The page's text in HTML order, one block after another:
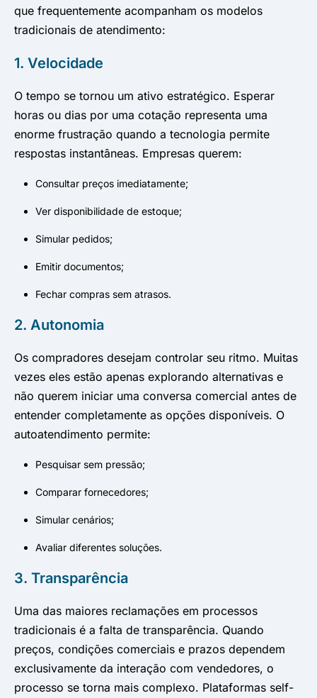
que frequentemente acompanham os modelos
tradicionais de atendimento:
1. Velocidade
O tempo se tornou um ativo estratégico. Esperar
horas ou dias por uma cotação representa uma
enorme frustração quando a tecnologia permite
respostas instantâneas. Empresas querem:
Consultar preços imediatamente;
Ver disponibilidade de estoque;
Simular pedidos;
Emitir documentos;
Fechar compras sem atrasos.
2. Autonomia
Os compradores desejam controlar seu ritmo. Muitas
vezes eles estão apenas explorando alternativas e
não querem iniciar uma conversa comercial antes de
entender completamente as opções disponíveis. O
autoatendimento permite:
Pesquisar sem pressão;
Comparar fornecedores;
Simular cenários;
Avaliar diferentes soluções.
3. Transparência
Uma das maiores reclamações em processos
tradicionais é a falta de transparência. Quando
preços, condições comerciais e prazos dependem
exclusivamente da interação com vendedores, o
processo se torna mais complexo. Plataformas self-